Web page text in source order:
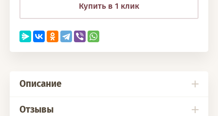
Купить в 1 клик
Описание
Отзывы